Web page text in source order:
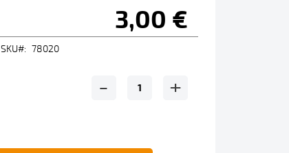
SKU 78020
3,00 €
- +